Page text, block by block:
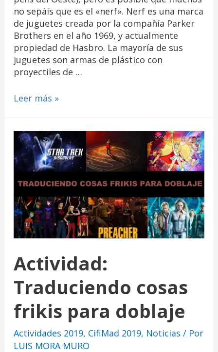
no sepáis que es el «nerf». Nerf es una marca
de juguetes creada por la compañía Parker
Brothers en el año 1969, y actualmente
propiedad de Hasbro. La mayoría de sus
juguetes son armas de plástico con
proyectiles de …
Leer más »
Actividad:
Traduciendo cosas
frikis para doblaje
Actividades 2019, CifiMad 2019, Noticias / Por
LUIS MORA MURO